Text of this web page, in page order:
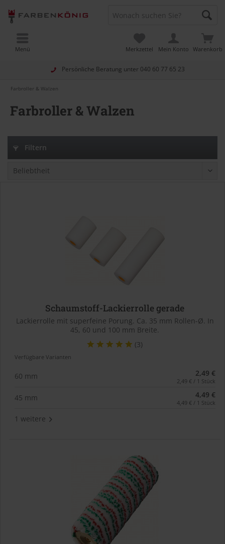
Persönliche Beratung unter 040 60 77 65 23
Warenkorb
Merkzettel Mein Konto
Menü
Farbroller & Walzen
Farbroller & Walzen
Filtern
Schaumstoff-Lackierrolle gerade
Lackierrolle mit superfeine Porung. Ca. 35 mm Rollen-Ø. In
45, 60 und 100 mm Breite.
(3)
Verfügbare Varianten
60 mm 2,49 €
2,49 € / 1 Stück
45 mm 4,49 €
4,49 € / 1 Stück
1 weitere